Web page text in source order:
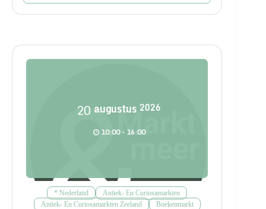
20 augustus 2026
10:00 - 16:00
* Nederland
Antiek- En Curiosamarkten
Antiek- En Curiosamarkten Zeeland
Boekenmarkt